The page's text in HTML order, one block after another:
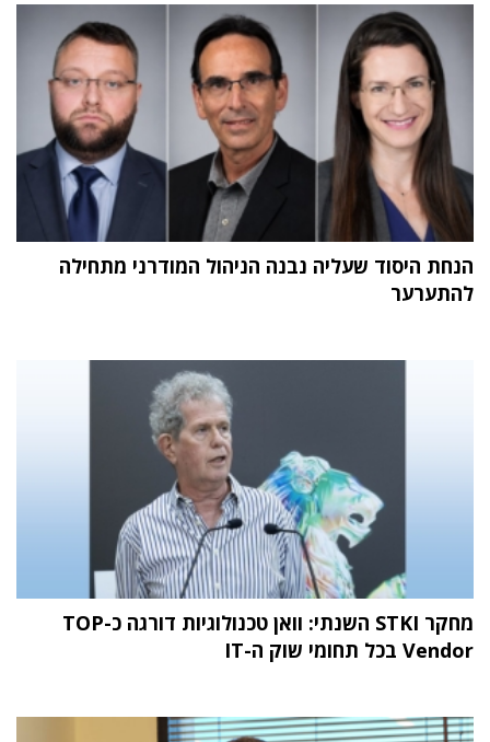
הנחת היסוד שעליה נבנה הניהול המודרני מתחילה
להתערער
מחקר STKI השנתי: וואן טכנולוגיות דורגה כ-TOP
Vendor בכל תחומי שוק ה-IT